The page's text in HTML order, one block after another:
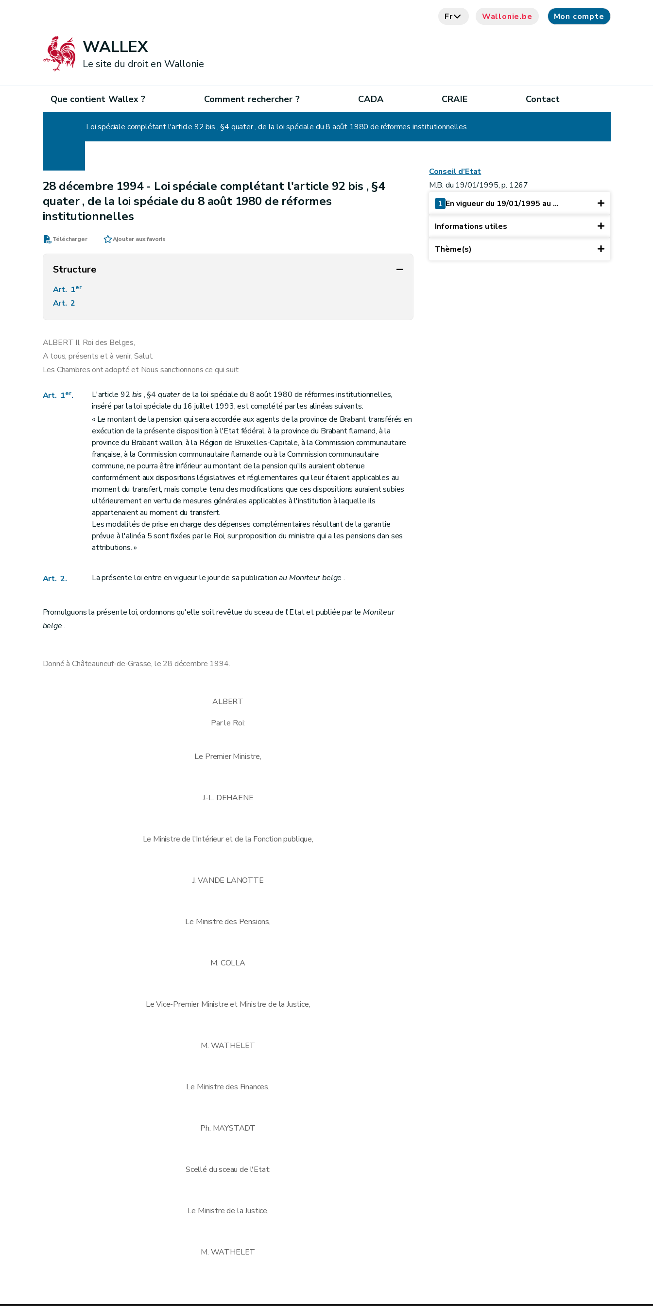
Fr Wallonie.be Mon compte
WALLEX
Le site du droit en Wallonie
Que contient Wallex ? Comment rechercher ? CADA CRAIE Contact
Loi spéciale complétant l'article 92 bis , §4 quater , de la loi spéciale du 8 août 1980 de réformes institutionnelles
28 décembre 1994 - Loi spéciale complétant l'article 92 bis , §4
quater , de la loi spéciale du 8 août 1980 de réformes
institutionnelles
Télécharger Ajouter aux favoris
Structure
Art. 1er
Art. 2
ALBERT II, Roi des Belges,
A tous, présents et à venir, Salut.
Les Chambres ont adopté et Nous sanctionnons ce qui suit:
Art. 1er. L'article 92 bis , §4 quaterde la loi spéciale du 8 août 1980 de réformes institutionnelles,
inséré par la loi spéciale du 16 juillet 1993, est complété par les alinéas suivants:
« Le montant de la pension qui sera accordée aux agents de la province de Brabant transférés en
exécution de la présente disposition à l'Etat fédéral, à la province du Brabant flamand, à la
province du Brabant wallon, à la Région de Bruxelles-Capitale, à la Commission communautaire
française, à la Commission communautaire flamande ou à la Commission communautaire
commune, ne pourra être inférieur au montant de la pension qu'ils auraient obtenue
conformément aux dispositions législatives et réglementaires qui leur étaient applicables au
moment du transfert, mais compte tenu des modifications que ces dispositions auraient subies
ultérieurement en vertu de mesures générales applicables à l'institution à laquelle ils
appartenaient au moment du transfert.
Les modalités de prise en charge des dépenses complémentaires résultant de la garantie
prévue à l'alinéa 5 sont fixées par le Roi, sur proposition du ministre qui a les pensions dan ses
attributions. »
Art. 2. La présente loi entre en vigueur le jour de sa publicationau Moniteur belge .
Promulguons la présente loi, ordonnons qu'elle soit revêtue du sceau de l'Etat et publiée par leMoniteur
belge.
Donné à Châteauneuf-de-Grasse, le 28 décembre 1994.
ALBERT
Par le Roi:
Le Premier Ministre,
J.-L. DEHAENE
Le Ministre de l'Intérieur et de la Fonction publique,
J. VANDE LANOTTE
Le Ministre des Pensions,
M. COLLA
Le Vice-Premier Ministre et Ministre de la Justice,
M. WATHELET
Le Ministre des Finances,
Ph. MAYSTADT
Scellé du sceau de l'Etat:
Le Ministre de la Justice,
M. WATHELET
Conseil d’Etat
M.B. du 19/01/1995, p. 1267
1 En vigueur du 19/01/1995 au ...
Informations utiles
Thème(s)